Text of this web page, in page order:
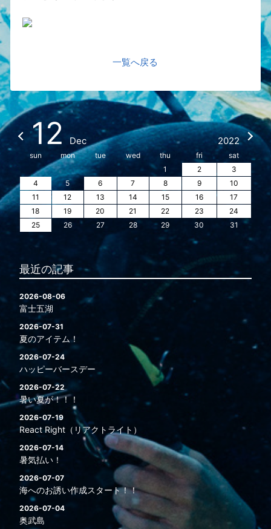
一覧へ戻る
12 Dec 2022
sun mon tue wed thu fri
sat
1
2
3
4
5 6 7 8 9
10
11
12 13 14 15 16
17
18
19 20 21 22 23
24
25
26 27 28 29 30 31
最近の記事
2026-08-06
富士五湖
2026-07-31
夏のアイテム！
2026-07-24
ハッピーバースデー
2026-07-22
暑い夏が！！！
2026-07-19
React Right（リアクトライト）
2026-07-14
暑気払い！
2026-07-07
海へのお誘い作成スタート！！
2026-07-04
奥武島